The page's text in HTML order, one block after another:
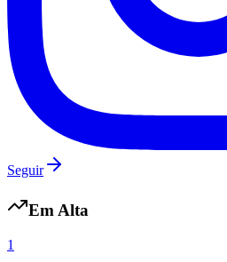
Grêmio
Seguir
Em Alta
1